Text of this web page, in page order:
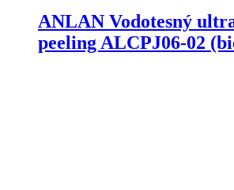
ANLAN Vodotesný
peeling ALCPJ06-02